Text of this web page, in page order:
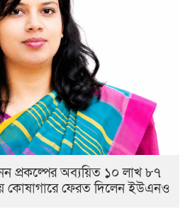
প্রকল্পের অব্যয়িত ১০ লাখ ৮৭
কোষাগারে ফেরত দিলেন ইউএনও